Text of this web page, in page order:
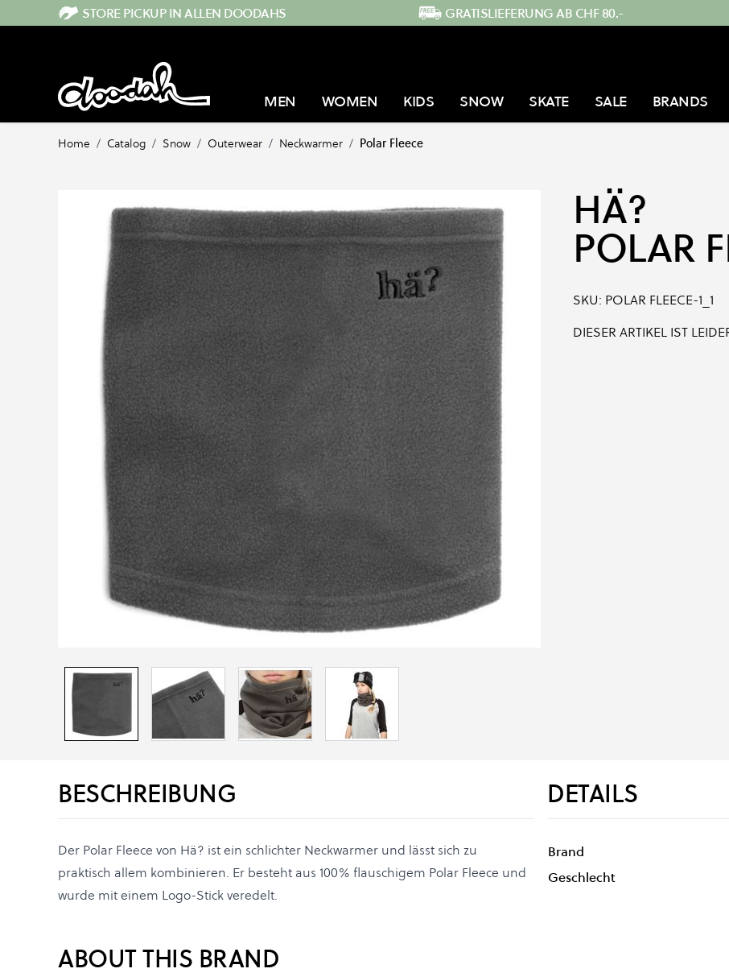
Direkt zum InhaltSTORE PICKUP IN ALLEN DOODAHS GRATISLIEFERUNG AB CHF 80.-
MEN WOMEN KIDS SNOW SKATE SALE BRANDS
Home / Catalog / Snow / Outerwear / Neckwarmer / Polar Fleece
HÄ?
POLAR
SKU: POLAR FLEECE-1_1
DIESER ARTIKEL IST
BESCHREIBUNG
Der Polar Fleece von Hä? ist ein schlichter Neckwarmer und lässt sich zu
praktisch allem kombinieren. Er besteht aus 100% flauschigem Polar Fleece und
wurde mit einem Logo-Stick veredelt.
DETAILS
Brand
Geschlecht
ABOUT THIS BRAND